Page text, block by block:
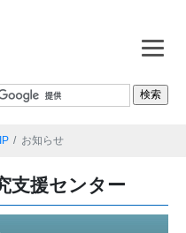
お知らせ
支援センター